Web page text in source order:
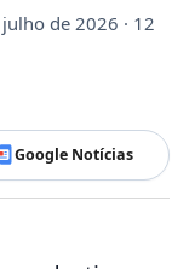
de 2026 · 12
Google Notícias